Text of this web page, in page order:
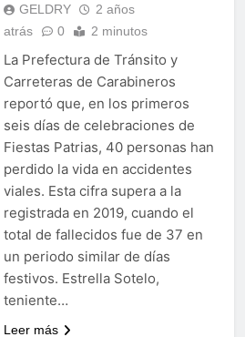
GELDRY
2 años
atrás
0 2 minutos
La Prefectura de Tránsito y
Carreteras de Carabineros
reportó que, en los primeros
seis días de celebraciones de
Fiestas Patrias, 40 personas han
perdido la vida en accidentes
viales. Esta cifra supera a la
registrada en 2019, cuando el
total de fallecidos fue de 37 en
un periodo similar de días
festivos. Estrella Sotelo,
teniente…
Leer más